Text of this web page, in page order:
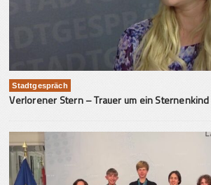
Stadtgespräch
Verlorener Stern – Trauer um ein Sternenkind